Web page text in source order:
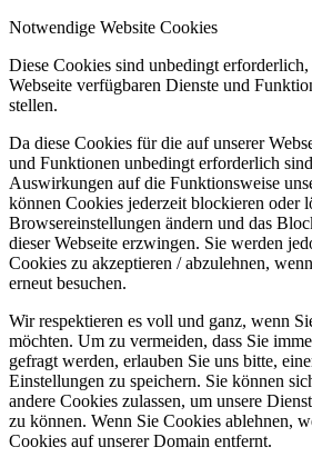
Notwendige Website Cookies
Diese Cookies sind unbedingt
Webseite verfügbaren Dienste und
stellen.
Da diese Cookies für die auf unserer
und Funktionen unbedingt erforderlich
Auswirkungen auf die Funktionsweise
können Cookies jederzeit blockieren oder
Browsereinstellungen ändern und das
dieser Webseite erzwingen. Sie werden
Cookies zu akzeptieren / abzulehnen,
erneut besuchen.
Wir respektieren es voll und ganz, wenn
möchten. Um zu vermeiden, dass Sie
gefragt werden, erlauben Sie uns bitte,
Einstellungen zu speichern. Sie können
andere Cookies zulassen, um unsere
zu können. Wenn Sie Cookies ablehnen,
Cookies auf unserer Domain entfernt.